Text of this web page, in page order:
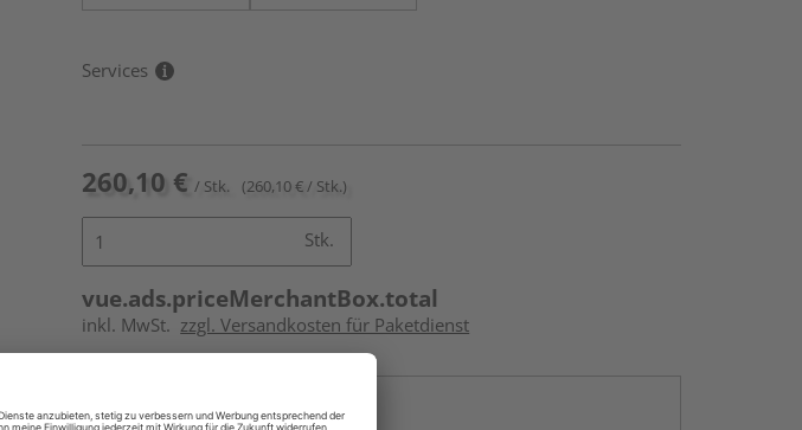
Services
260,10 € / Stk. (260,10 € / Stk.)
Stk.
vue.ads.priceMerchantBox.total
inkl. MwSt. zzgl. Versandkosten für Paketdienst
Online bestellen